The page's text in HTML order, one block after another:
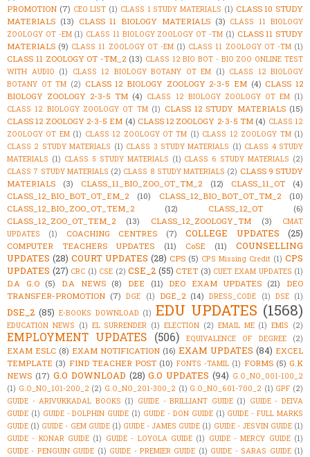
PROMOTION (7) CEO LIST (1) CLASS 1 STUDY MATERIALS (1) CLASS 10 STUDY
MATERIALS (13) CLASS 11 BIOLOGY MATERIALS (3) CLASS 11 BIOLOGY
ZOOLOGY OT -EM (1) CLASS 11 BIOLOGY ZOOLOGY OT -TM (1) CLASS 11 STUDY
MATERIALS (9) CLASS 11 ZOOLOGY OT -EM (1) CLASS 11 ZOOLOGY OT -TM (1)
CLASS 11 ZOOLOGY OT -TM_2 (13) CLASS 12 BIO BOT - BIO ZOO ONLINE TEST
WITH AUDIO (1) CLASS 12 BIOLOGY BOTANY OT EM (1) CLASS 12 BIOLOGY
BOTANY OT TM (2) CLASS 12 BIOLOGY ZOOLOGY 2-3-5 EM (4) CLASS 12
BIOLOGY ZOOLOGY 2-3-5 TM (4) CLASS 12 BIOLOGY ZOOLOGY OT EM (1)
CLASS 12 BIOLOGY ZOOLOGY OT TM (1) CLASS 12 STUDY MATERIALS (15)
CLASS 12 ZOOLOGY 2-3-5 EM (4) CLASS 12 ZOOLOGY 2-3-5 TM (4) CLASS 12
ZOOLOGY OT EM (1) CLASS 12 ZOOLOGY OT TM (1) CLASS 12 ZOOLOGY TM (1)
CLASS 2 STUDY MATERIALS (1) CLASS 3 STUDY MATERIALS (1) CLASS 4 STUDY
MATERIALS (1) CLASS 5 STUDY MATERIALS (1) CLASS 6 STUDY MATERIALS (2)
CLASS 7 STUDY MATERIALS (2) CLASS 8 STUDY MATERIALS (2) CLASS 9 STUDY
MATERIALS
(3) CLASS_11_BIO_ZOO_OT_TM_2 (12) CLASS_11_OT
(4)
CLASS_12_BIO_BOT_OT_EM_2
(10) CLASS_12_BIO_BOT_OT_TM_2
(10)
CLASS_12_BIO_ZOO_OT_TEM_2
(12) CLASS_12_OT
(6)
CLASS_12_ZOO_OT_TEM_2
(13) CLASS_12_ZOOLOGY_TM (3)
CMAT
UPDATES
(1) COACHING CENTRES (7) COLLEGE UPDATES (25)
COMPUTER TEACHERS UPDATES (11) CoSE (11)
COUNSELLING
UPDATES (28) COURT UPDATES (28) CPS (5) CPS Missing Credit (1) CPS
UPDATES (27) CRC (1) CSE (2) CSE_2 (55) CTET (3) CUET EXAM UPDATES (1)
D.A G.O (5) D.A NEWS (8) DEE (11) DEO EXAM UPDATES (21)
DEO
TRANSFER-PROMOTION (7) DGE (1) DGE_2 (14) DRESS_CODE (1) DSE (1)
DSE_2 (85) E-BOOKS DOWNLOAD (1) EDU UPDATES (1568)
EDUCATION NEWS (1) EL SURRENDER (1) ELECTION (2) EMAIL ME (1) EMIS (2)
EMPLOYMENT UPDATES (506) EQUIVALENCE OF DEGREE (2)
EXAM ESLC (8) EXAM NOTIFICATION (16) EXAM UPDATES (84) EXCEL
TEMPLATE (3) FIND TEACHER POST (10) FONTS -TAMIL (1) FORMS (5) G.K
NEWS (17) G.O DOWNLOAD (28) G.O UPDATES (94) G.O_NO_001-100_2
(1) G.O_NO_101-200_2 (2) G.O_NO_201-300_2 (1) G.O_NO_601-700_2 (1) GPF (2)
GUIDE - ARIVUKKADAL BOOKS (1) GUIDE - BRILLIANT GUIDE (1) GUIDE - DEIVA
GUIDE (1) GUIDE - DOLPHIN GUIDE (1) GUIDE - DON GUIDE (1) GUIDE - FULL MARKS
GUIDE (1) GUIDE - GEM GUIDE (1) GUIDE - JAMES GUIDE (1) GUIDE - JESVIN GUIDE (1)
GUIDE - KONAR GUIDE (1) GUIDE - LOYOLA GUIDE (1) GUIDE - MERCY GUIDE (1)
GUIDE - PENGUIN GUIDE (1) GUIDE - PREMIER GUIDE (1) GUIDE - SARAS GUIDE (1)